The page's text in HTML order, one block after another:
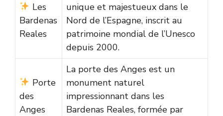
Les
Bardenas
Reales
unique et majestueux dans le
Nord de l’Espagne, inscrit au
patrimoine mondial de l’Unesco
depuis 2000.
Porte
des
Anges
La porte des Anges est un
monument naturel
impressionnant dans les
Bardenas Reales, formée par